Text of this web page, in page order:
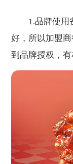
1.品牌使用费
好，所以加盟
到品牌授权，有